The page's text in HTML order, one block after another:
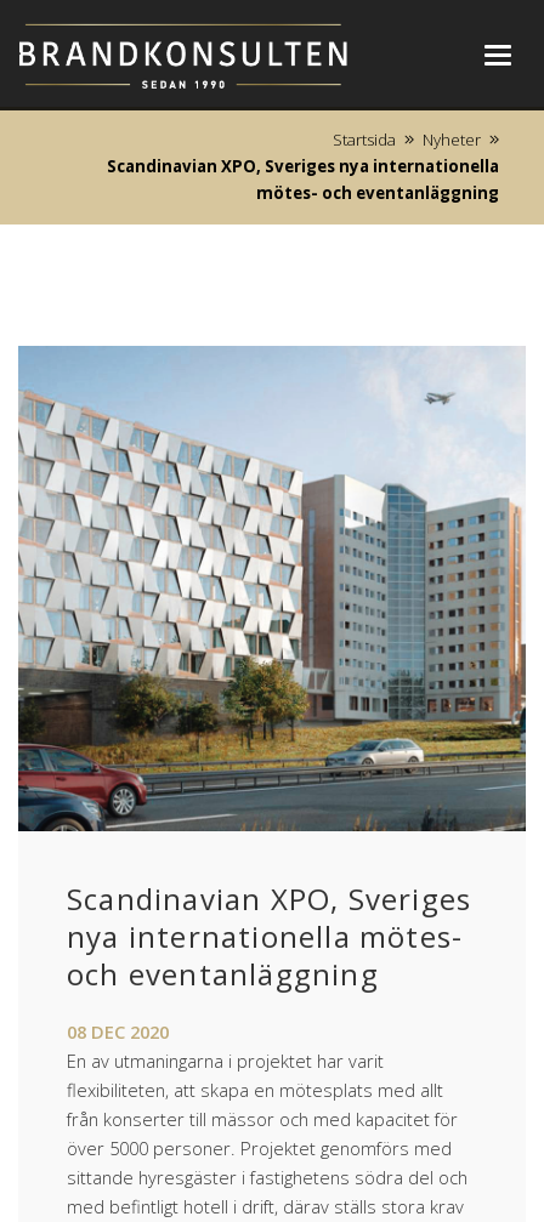
Startsida
Nyheter
Scandinavian XPO, Sveriges nya internationella
mötes- och eventanläggning
Scandinavian XPO, Sveriges
nya internationella mötes-
och eventanläggning
08 DEC 2020
En av utmaningarna i projektet har varit
flexibiliteten, att skapa en mötesplats med allt
från konserter till mässor och med kapacitet för
över 5000 personer. Projektet genomförs med
sittande hyresgäster i fastighetens södra del och
med befintligt hotell i drift, därav ställs stora krav